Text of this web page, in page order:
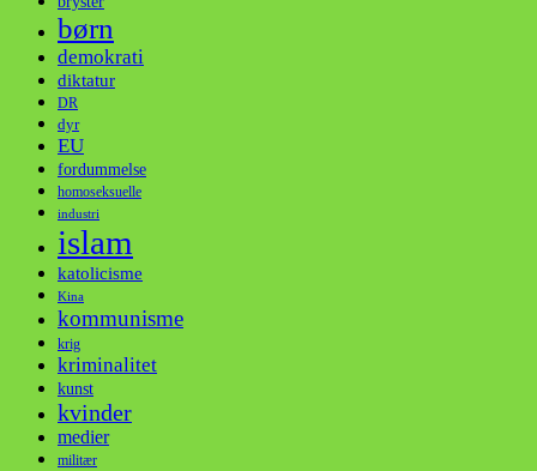
børn
demokrati
diktatur
DR
dyr
EU
fordummelse
homoseksuelle
industri
islam
katolicisme
Kina
kommunisme
krig
kriminalitet
kunst
kvinder
medier
militær